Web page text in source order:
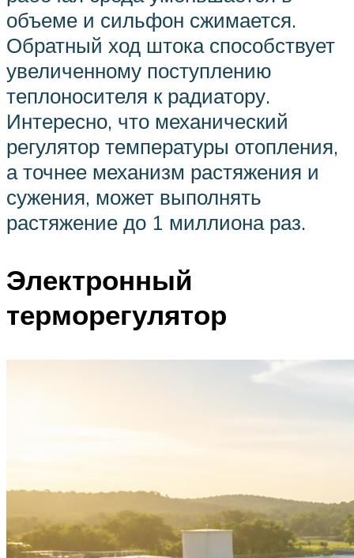
объеме и сильфон сжимается.
Обратный ход штока способствует
увеличенному поступлению
теплоносителя к радиатору.
Интересно, что механический
регулятор температуры отопления,
а точнее механизм растяжения и
сужения, может выполнять
растяжение до 1 миллиона раз.
Электронный
терморегулятор